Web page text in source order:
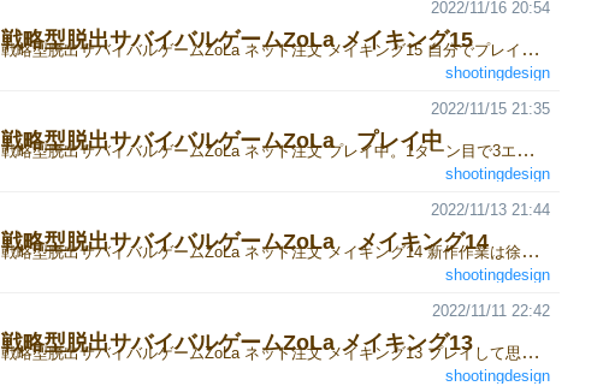
戦略型脱出サバイバルゲームZoLa メイキング15 戦略型脱出サバイバルゲームZoLa ネット注文 メイキング15 自分でプレイ中。グローが出てくるたびに思考が止まります。 ランダムなはずなのに、何でいつも嫌なタイミングで出てくるのか。
2022/11/16 20:54
shootingdesign
戦略型脱出サバイバルゲームZoLa プレイ中 戦略型脱出サバイバルゲームZoLa ネット注文 プレイ中。1ターン目で3エリアを一気にサーチしたら、2匹のグローが出現してしまった。いきなりかよ。 せめてシャトルへ向かわせないために、メンバーのLとSが囮となりその場で留まるが、結果、グローが彼らのいるエリアで結合、攻撃力2倍のグローと化す。メンバーのライフは3で0になると気絶。更に攻撃されると死亡なので、耐えられる攻撃回数は1回のみ。そして囮となり留まった結果、Sに最初の攻撃が。 このグローを抑える為に、現状できる事はどこかのエリアにロックで閉じ込める事だけだが、ロックできるエリアはサーチ済みのエリアに対してのみ。そしてそのエリアへはキードアで繋がっている。 仕方なくノーマルドアでサーチ済みのエリアへ迂回して向かい、そこへグローをおびき寄せ、Lがスタンガンで1ターン気絶させる。その隙にSはエリアを抜け出しロックする準備へ。 Lも次のターンで抜け出し、回復したグローをSがロックで閉じ込め事なきを得た。 しかし11ターンの消費という、かなりのターン数をロスしてしまう。果たして好ポイントを獲得してクリアできるだろうか？
2022/11/15 21:35
shootingdesign
戦略型脱出サバイバルゲームZoLa メイキング14 戦略型脱出サバイバルゲームZoLa ネット注文 メイキング14 新作作業は徐々に進んでいる感じです。
2022/11/13 21:44
shootingdesign
戦略型脱出サバイバルゲームZoLa メイキング13 戦略型脱出サバイバルゲームZoLa ネット注文 メイキング13 プレイして思う。成る程、重ゲーというやつだな。
2022/11/11 22:42
shootingdesign